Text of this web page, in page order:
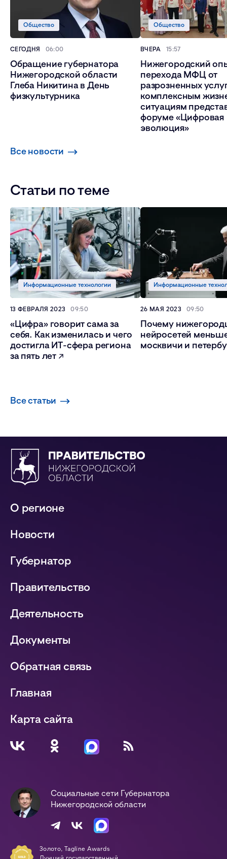
Обращение губернатора
Нижегородской области
Глеба Никитина в День
физкультурника
Общество
СЕГОДНЯ 06:00
Нижегородский
перехода МФЦ от
разрозненных
комплексным
ситуациям
форуме «Цифровая
эволюция»
Общество
ВЧЕРА 15:57
Все новости
Статьи по теме
«Цифра» говорит сама за
себя. Как изменилась и чего
достигла ИТ-сфера региона
за пять лет
Информационные технологии
13 ФЕВРАЛЯ 2023 09:50
Почему
нейросетей
москвичи и
Информационные
26 МАЯ 2023 09:50
Все статьи
О регионе
Новости
Губернатор
Правительство
Деятельность
Документы
Обратная связь
Главная
Карта сайта
Социальные сети Губернатора
Нижегородской области
Золото, Tagline Awards